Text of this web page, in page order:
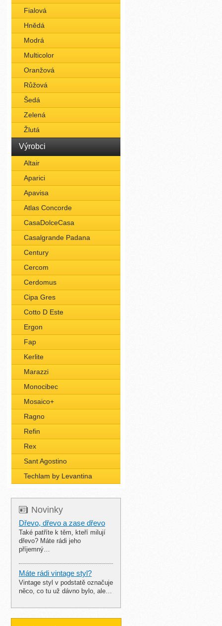
Fialová
Hnědá
Modrá
Multicolor
Oranžová
Růžová
Šedá
Zelená
Žlutá
Výrobci
Altair
Aparici
Apavisa
Atlas Concorde
CasaDolceCasa
Casalgrande Padana
Century
Cercom
Cerdomus
Cipa Gres
Cotto D Este
Ergon
Fap
Kerlite
Marazzi
Monocibec
Mosaico+
Ragno
Refin
Rex
Sant Agostino
Techlam by Levantina
Novinky
Dřevo, dřevo a zase dřevo
Také patříte k těm, kteří milují
dřevo? Máte rádi jeho
příjemný…
Máte rádi vintage styl?
Vintage styl v podstatě označuje
něco, co tu už dávno bylo, ale…